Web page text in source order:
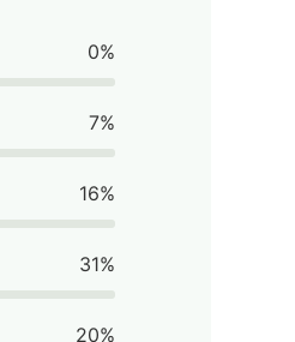
0%
7%
16%
31%
20%